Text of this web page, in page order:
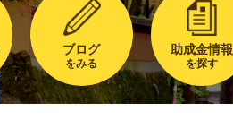
ブログ
をみる
助成金情報
を探す